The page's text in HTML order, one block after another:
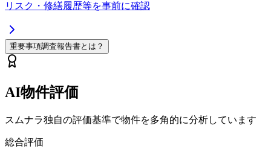
リスク・修繕履歴等を事前に確認
重要事項調査報告書とは？
AI物件評価
スムナラ独自の評価基準で物件を多角的に分析しています
総合評価